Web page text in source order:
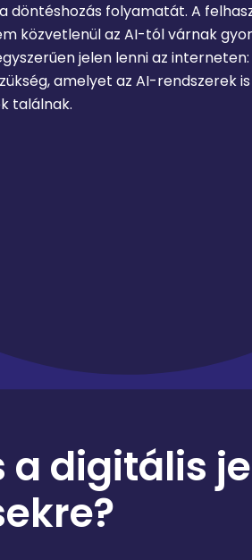
döntéshozás folyamatát. A
közvetlenül az AI-tól várnak
jelen lenni az
amelyet az AI-rendszerek
találnak.
digitális